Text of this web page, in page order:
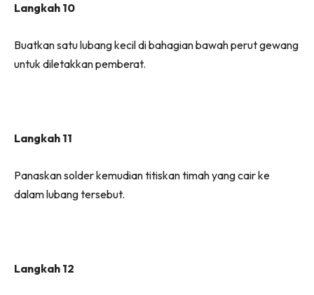
Langkah 10
Buatkan satu lubang kecil di bahagian bawah perut gewang
untuk diletakkan pemberat.
Langkah 11
Panaskan solder kemudian titiskan timah yang cair ke
dalam lubang tersebut.
Langkah 12